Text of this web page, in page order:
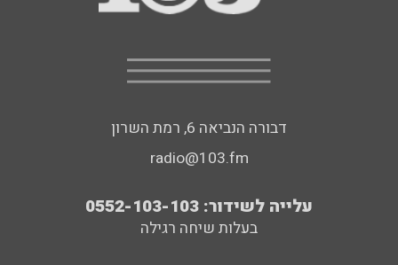
דבורה הנביאה 6, רמת השרון
radio@103.fm
עלייה לשידור: 0552-103-103
בעלות שיחה רגילה